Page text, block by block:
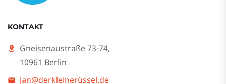
KONTAKT
Gneisenaustraße 73-74,
10961 Berlin
jan@derkleinerüssel.de